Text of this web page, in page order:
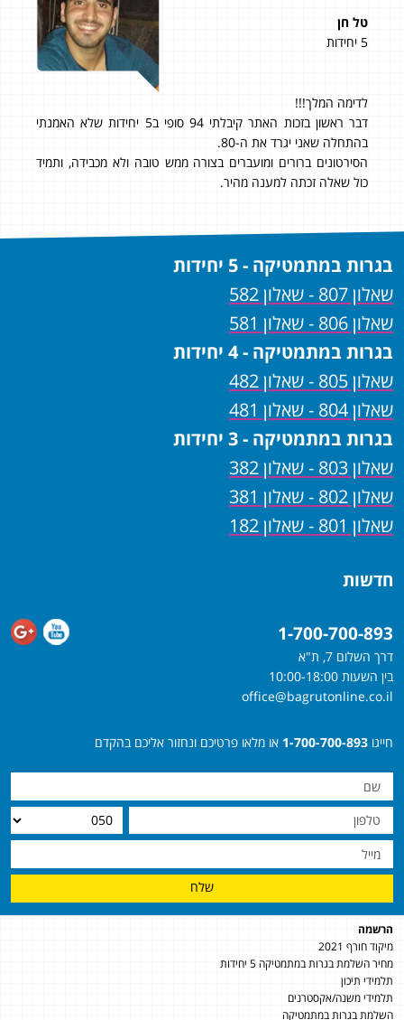
טל חן
5 יחידות
לדימה המלך!!!
דבר ראשון בזכות האתר קיבלתי 94 סופי ב5 יחידות שלא האמנתי
בהתחלה שאני יגרד את ה-80.
הסירטונים ברורים ומועברים בצורה ממש טובה ולא מכבידה, ותמיד
כול שאלה זכתה למענה מהיר.
בגרות במתמטיקה - 5 יחידות
שאלון 807 - שאלון 582
שאלון 806 - שאלון 581
בגרות במתמטיקה - 4 יחידות
שאלון 805 - שאלון 482
שאלון 804 - שאלון 481
בגרות במתמטיקה - 3 יחידות
שאלון 803 - שאלון 382
שאלון 802 - שאלון 381
שאלון 801 - שאלון 182
חדשות
1-700-700-893
דרך השלום 7, ת"א
בין השעות 10:00-18:00
office@bagrutonline.co.il
חייגו 1-700-700-893 או מלאו פרטיכם ונחזור אליכם בהקדם
שלח
הרשמה
מיקוד חורף 2021
מחיר השלמת בגרות במתמטיקה 5 יחידות
תלמידי תיכון
תלמידי משנה/אקסטרנים
השלמת בגרות במתמטיקה